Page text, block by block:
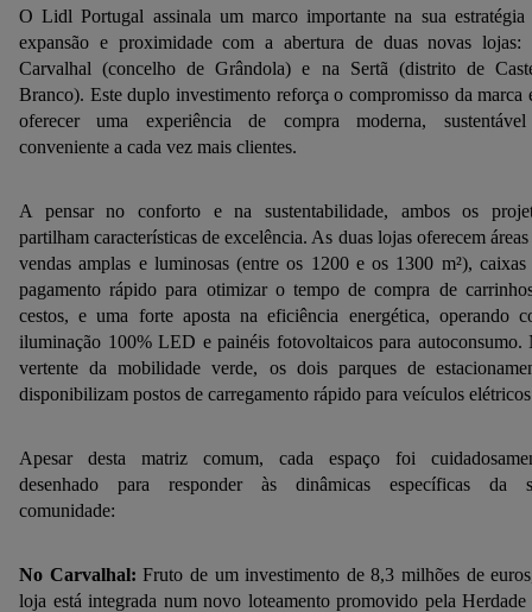
O Lidl Portugal assinala um marco importante na sua estratégia
expansão e proximidade com a abertura de duas novas lojas:
Carvalhal (concelho de Grândola) e na Sertã (distrito de
Branco). Este duplo investimento reforça o compromisso da marca
oferecer uma experiência de compra moderna,
conveniente a cada vez mais clientes.
A pensar no conforto e na sustentabilidade, ambos os
partilham características de excelência. As duas lojas oferecem áreas
vendas amplas e luminosas (entre os 1200 e os 1300 m²), caixas
pagamento rápido para otimizar o tempo de compra de
cestos, e uma forte aposta na eficiência energética, operando
iluminação 100% LED e painéis fotovoltaicos para autoconsumo.
vertente da mobilidade verde, os dois parques de
disponibilizam postos de carregamento rápido para veículos
Apesar desta matriz comum, cada espaço foi
desenhado para responder às dinâmicas específicas da
comunidade:
No Carvalhal:Fruto de um investimento de 8,3 milhões de
loja está integrada num novo loteamento promovido pela Herdade